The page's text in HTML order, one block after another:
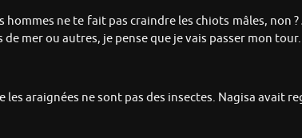
ne te fait pas craindre les chiots mâles, non
de mer ou autres, je pense que je vais passer mon tour.
araignées ne sont pas des insectes. Nagisa avait